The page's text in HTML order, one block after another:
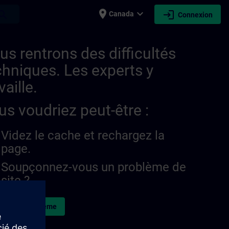
place Canada expand_more login Connexion
rentrons des difficultés
Les experts y
voudriez peut-être :
Videz le cache et rechargez la
page.
Soupçonnez-vous un problème de
site ?
le problème